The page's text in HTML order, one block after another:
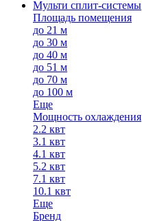
Мульти сплит-системы
Площадь помещения
до 21 м
до 30 м
до 40 м
до 51 м
до 70 м
до 100 м
Еще
Мощность охлаждения
2.2 квт
3.1 квт
4.1 квт
5.2 квт
7.1 квт
10.1 квт
Еще
Бренд